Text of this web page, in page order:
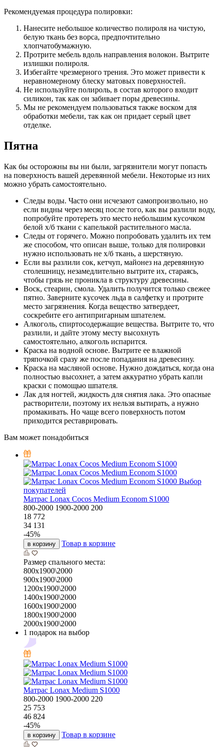
Рекомендуемая процедура полировки:
Нанесите небольшое количество полироля на чистую,
белую ткань без ворса, предпочтительно
хлопчатобумажную.
Протрите мебель вдоль направления волокон. Вытрите
излишки полироля.
Избегайте чрезмерного трения. Это может привести к
неравномерному блеску матовых поверхностей.
Не используйте полироль, в состав которого входит
силикон, так как он забивает поры древесины.
Мы не рекомендуем пользоваться также воском для
обработки мебели, так как он придает серый цвет
отделке.
Пятна
Как бы осторожны вы ни были, загрязнители могут попасть
на поверхность вашей деревянной мебели. Некоторые из них
можно убрать самостоятельно.
Следы воды. Часто они исчезают самопроизвольно, но
если видны через месяц после того, как вы разлили воду,
попробуйте протереть это место небольшим кусочком
белой х/б ткани с капелькой растительного масла.
Следы от горячего. Можно попробовать удалить их тем
же способом, что описан выше, только для полировки
нужно использовать не х/б ткань, а шерстяную.
Если вы разлили сок, кетчуп, майонез на деревянную
столешницу, незамедлительно вытрите их, стараясь,
чтобы грязь не проникла в структуру древесины.
Воск, стеарин, смола. Удалить получится только свежее
пятно. Заверните кусочек льда в салфетку и протрите
место загрязнения. Когда вещество затвердеет,
соскребите его антипригарным шпателем.
Алкоголь, спиртосодержащие вещества. Вытрите то, что
разлили, и дайте этому месту высохнуть
самостоятельно, алкоголь испарится.
Краска на водной основе. Вытрите ее влажной
тряпочкой сразу же после попадания на древесину.
Краска на масляной основе. Нужно дождаться, когда она
полностью высохнет, а затем аккуратно убрать капли
краски с помощью шпателя.
Лак для ногтей, жидкость для снятия лака. Это опасные
растворители, поэтому их нельзя вытирать, а нужно
промакивать. Но чаще всего поверхность потом
приходится реставрировать.
Вам может понадобиться
Выбор
покупателей
Матрас Lonax Cocos Medium Econom S1000
800-2000 1900-2000 200
18 772
34 131
-45%
в корзину Товар в корзине
Размер спального места:
800х1900\2000
900х1900\2000
1200х1900\2000
1400х1900\2000
1600х1900\2000
1800х1900\2000
2000х1900\2000
1 подарок на выбор
Матрас Lonax Medium S1000
800-2000 1900-2000 220
25 753
46 824
-45%
в корзину Товар в корзине